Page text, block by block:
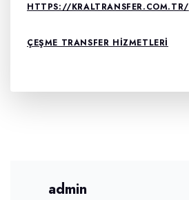
HTTPS://KRALTRANSFER.COM.TR/
ÇEŞME TRANSFER HIZMETLERI
admin